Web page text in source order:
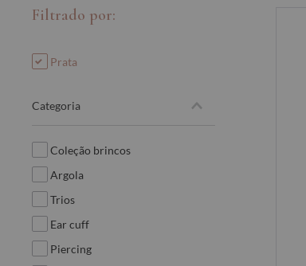
filtrado por:
prata
categoria
coleção brincos
argola
trios
ear cuff
piercing